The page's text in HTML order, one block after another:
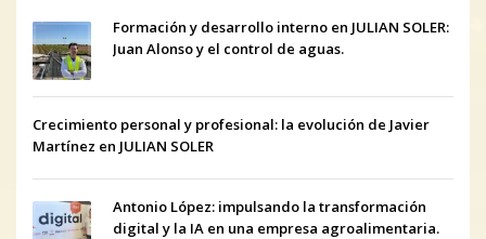
Formación y desarrollo interno en JULIAN SOLER:
Juan Alonso y el control de aguas.
Crecimiento personal y profesional: la evolución de Javier
Martínez en JULIAN SOLER
Antonio López: impulsando la transformación
digital y la IA en una empresa agroalimentaria.